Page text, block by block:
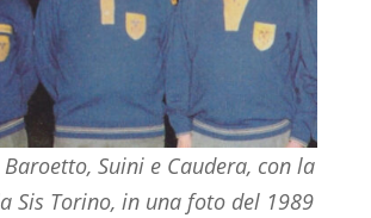
Suini e Caudera, con la
Sis Torino, in una foto del 1989